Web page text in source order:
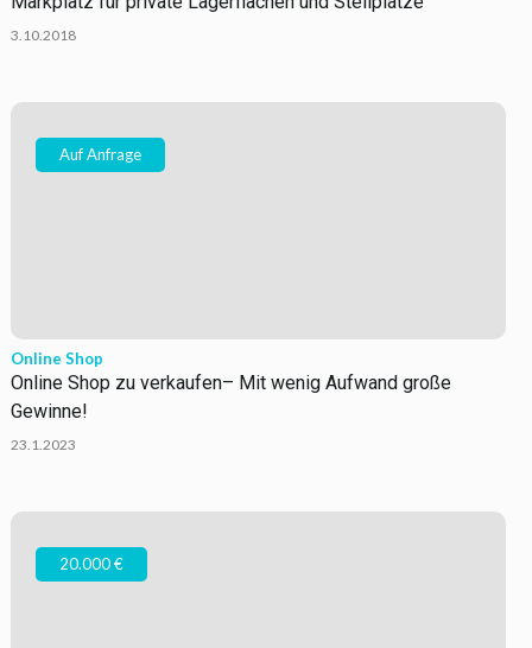
3.10.2018
Auf Anfrage
Online Shop
Online Shop zu verkaufen– Mit wenig Aufwand große
Gewinne!
23.1.2023
20.000 €